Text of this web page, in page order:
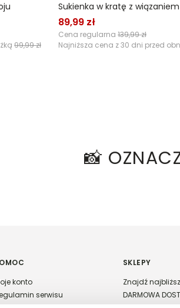
99,99 zł
Sukienka w kratę z wiązaniem
89,99 zł
Cena regularna 139,99 zł
Najniższa cena z 30 dni przed
📸
konto
serwisu
SKLEPY
Znajdź
DARMOWA